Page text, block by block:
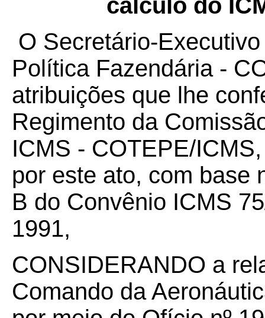
cálculo do
O Secretário-
Política Fazendária -
atribuições que lhe
Regimento da
ICMS - COTEPE/
por este ato, com base
B do Convênio ICMS
1991,
CONSIDERANDO a
Comando da